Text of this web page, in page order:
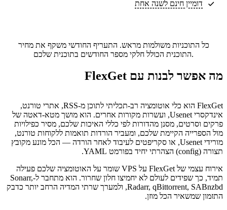
דומיין חינם לשנה אחת
כל התוכניות משולמות מראש. התעריף החודשי משקף את מחיר
התוכנית הכולל חלקי מספר החודשים בתוכנית שלכם.
מה אפשר לבנות עם FlexGet
FlexGet הוא כלי אוטומציה רב-תכליתי לתוכן מ-RSS, אתרי טורנט,
אינדקסרי Usenet, ועשרות מקורות אחרים. הוא מושך מטא-דאטה של
פרקים וסרטים, מסנן מהדורות לפי כללי האיכות שלכם, מסיר כפילויות
מול הספרייה הקיימת שלכם, ומעביר הורדות תואמות ללקוחות טורנט,
מורידי Usenet, או סקריפטים לעיבוד לאחר הורדה — הכל מונע מקובץ
תצורה (config) הצהרתי יחיד בפורמט YAML.
אירוח עצמי של FlexGet על VPS שומר על האוטומציה שלכם פעילה
תמיד, כך שפידים לעולם לא יחמיצו חלון שחרור. הוא מתחבר ל-Sonarr,
Radarr, qBittorrent, SABnzbd, ולמערך שרתי המדיה הרחב יותר כדבק
התזמון שמשאיר הכל מוזן.